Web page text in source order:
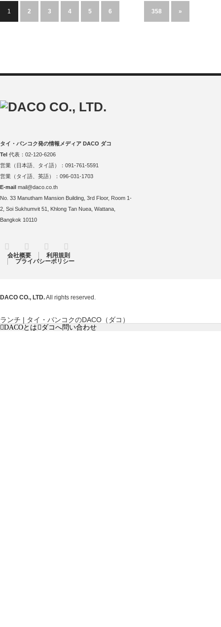
1 2 3 4 5 6 358 »
タイ・バンコク発の情報メディア DACO ダコ
Tel 代表：02-120-6206
営業（日本語、タイ語）：091-761-5591
営業（タイ語、英語）：096-031-1703
E-mail mail@daco.co.th
No. 33 Manutham Mansion Building, 3rd Floor, Room 1-
2, Soi Sukhumvit 51, Khlong Tan Nuea, Wattana,
Bangkok 10110
Twitter FacebookInstagram
会社概要
利用規則
プライバシーポリシー
DACO CO., LTD.All rights reserved.
ランチ | タイ・バンコクのDACO（ダコ）
DACOとは ダコへ問い合わせ